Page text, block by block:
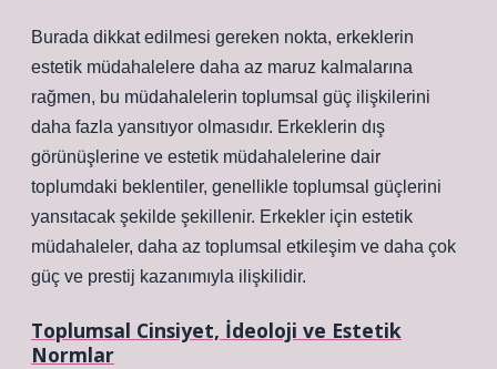
Burada dikkat edilmesi gereken nokta, erkeklerin
estetik müdahalelere daha az maruz kalmalarına
rağmen, bu müdahalelerin toplumsal güç ilişkilerini
daha fazla yansıtıyor olmasıdır. Erkeklerin dış
görünüşlerine ve estetik müdahalelerine dair
toplumdaki beklentiler, genellikle toplumsal güçlerini
yansıtacak şekilde şekillenir. Erkekler için estetik
müdahaleler, daha az toplumsal etkileşim ve daha çok
güç ve prestij kazanımıyla ilişkilidir.
Toplumsal Cinsiyet, İdeoloji ve Estetik
Normlar